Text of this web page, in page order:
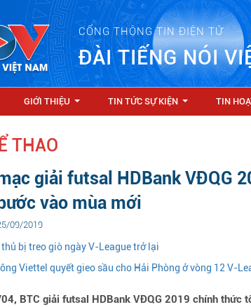
CỔNG THÔNG TIN ĐIỆN TỬ
ĐÀI TIẾNG NÓI
GIỚI THIỆU TIN TỨC SỰ KIỆN TIN
THAO
giải futsal HDBank VĐQG
vào mùa mới
09/2019
thủ bị treo giò ngày V-League trở lại
Viettel quyết gieo sầu cho Hải Phòng ở vòng 12 V-
BTC giải futsal HDBank VĐQG 2019 chính thức